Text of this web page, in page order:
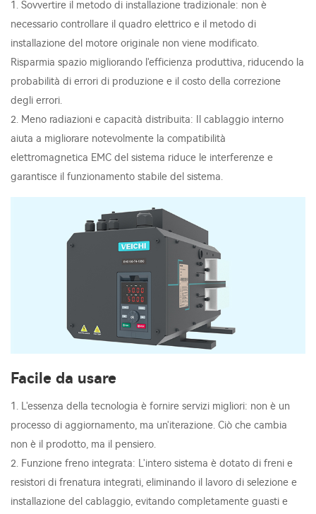
1. Sovvertire il metodo di installazione tradizionale: non è
necessario controllare il quadro elettrico e il metodo di
installazione del motore originale non viene modificato.
Risparmia spazio migliorando l'efficienza produttiva, riducendo la
probabilità di errori di produzione e il costo della correzione
degli errori.
2. Meno radiazioni e capacità distribuita: Il cablaggio interno
aiuta a migliorare notevolmente la compatibilità
elettromagnetica EMC del sistema riduce le interferenze e
garantisce il funzionamento stabile del sistema.
Facile da usare
1. L'essenza della tecnologia è fornire servizi migliori: non è un
processo di aggiornamento, ma un'iterazione. Ciò che cambia
non è il prodotto, ma il pensiero.
2. Funzione freno integrata: L'intero sistema è dotato di freni e
resistori di frenatura integrati, eliminando il lavoro di selezione e
installazione del cablaggio, evitando completamente guasti e